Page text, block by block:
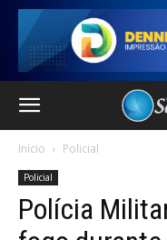
Início Policial
Policial
Polícia